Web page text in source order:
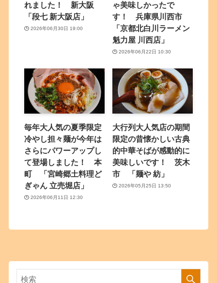
れました！ 新大阪
「段七 新大阪店」
2026年06月30日 19:00
ゃ美味しかったで
す！ 兵庫県川西市
「京都北白川ラーメン
魁力屋 川西店」
2026年06月22日 10:30
毎年大人気の夏季限定
冷やし担々麺が今年は
さらにパワーアップし
て登場しました！ 本
町 「宮崎郷土料理ど
ぎゃん 立売堀店」
2026年06月11日 12:30
大行列大人気店の期間
限定の昔懐かしい古典
的中華そばが感動的に
美味しいです！ 茨木
市 「麺や 紡」
2026年05月25日 13:50